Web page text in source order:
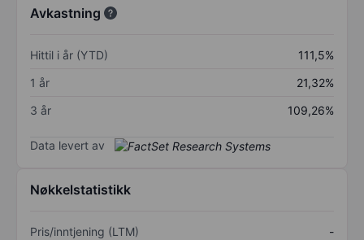
Avkastning
Hittil i år (YTD)
111,5%
1 år
21,32%
3 år
109,26%
Data levert av
Nøkkelstatistikk
Pris/inntjening (LTM)
-